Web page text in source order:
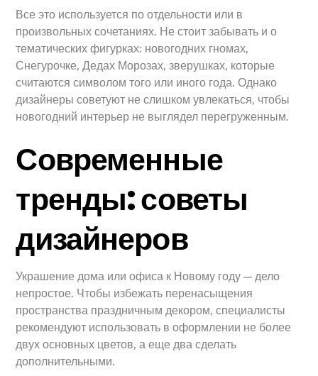
Все это используется по отдельности или в
произвольных сочетаниях. Не стоит забывать и о
тематических фигурках: новогодних гномах,
Снегурочке, Дедах Морозах, зверушках, которые
считаются символом того или иного года. Однако
дизайнеры советуют не слишком увлекаться, чтобы
новогодний интерьер не выглядел перегруженным.
Современные
тренды: советы
дизайнеров
Украшение дома или офиса к Новому году — дело
непростое. Чтобы избежать перенасыщения
пространства праздничным декором, специалисты
рекомендуют использовать в оформлении не более
двух основных цветов, а еще два сделать
дополнительными.